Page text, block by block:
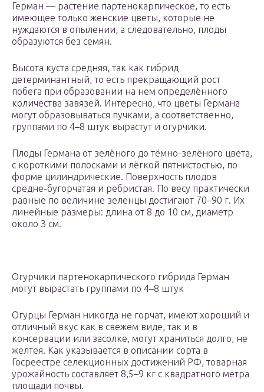
Герман — растение партенокарпическое, то есть
имеющее только женские цветы, которые не
нуждаются в опылении, а следовательно, плоды
образуются без семян.
Высота куста средняя, так как гибрид
детерминантный, то есть прекращающий рост
побега при образовании на нем определённого
количества завязей. Интересно, что цветы Германа
могут образовываться пучками, а соответственно,
группами по 4–8 штук вырастут и огурчики.
Плоды Германа от зелёного до тёмно-зелёного цвета,
с короткими полосками и лёгкой пятнистостью, по
форме цилиндрические. Поверхность плодов
средне-бугорчатая и ребристая. По весу практически
равные по величине зеленцы достигают 70–90 г. Их
линейные размеры: длина от 8 до 10 см, диаметр
около 3 см.
Огурчики партенокарпического гибрида Герман
могут вырастать группами по 4–8 штук
Огурцы Герман никогда не горчат, имеют хороший и
отличный вкус как в свежем виде, так и в
консервации или засолке, могут храниться долго, не
желтея. Как указывается в описании сорта в
Госреестре селекционных достижений РФ, товарная
урожайность составляет 8,5–9 кг с квадратного метра
площади почвы.